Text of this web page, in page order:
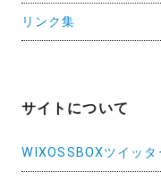
リンク集
サイトについて
WIXOSSBOXツイッタ